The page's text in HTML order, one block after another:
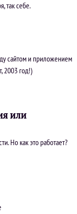
так себе.
сайтом и приложением
2003 год!)
или
Но как это работает?